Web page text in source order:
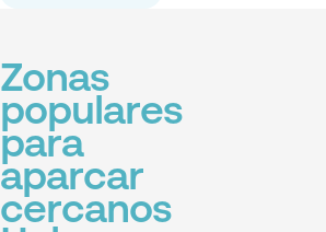
Zonas
populares
para
aparcar
cercanos